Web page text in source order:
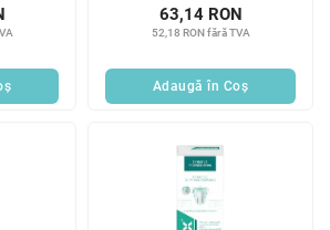
52,18 RON fără TVA
63,14 RON
Adaugă în Coş